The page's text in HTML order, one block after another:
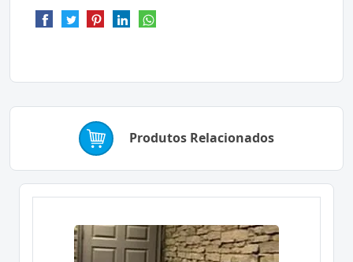
Produtos Relacionados